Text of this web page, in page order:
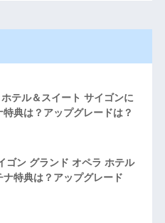
テル＆スイート サイゴンに
典は？アップグレードは？
ゴン グランド オペラ ホテル
特典は？アップグレード